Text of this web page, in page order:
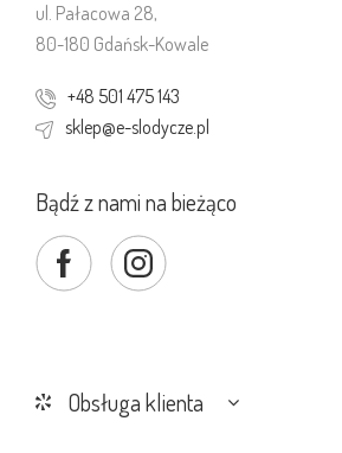
ul. Pałacowa 28,
80-180 Gdańsk-Kowale
+48 501 475 143
sklep@e-slodycze.pl
Bądź z nami na bieżąco
Obsługa klienta